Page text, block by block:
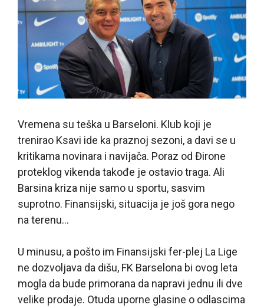
Vremena su teška u Barseloni. Klub koji je
trenirao Ksavi ide ka praznoj sezoni, a davi se u
kritikama novinara i navijača. Poraz od Đirone
proteklog vikenda takođe je ostavio traga. Ali
Barsina kriza nije samo u sportu, sasvim
suprotno. Finansijski, situacija je još gora nego
na terenu…
U minusu, a pošto im Finansijski fer-plej La Lige
ne dozvoljava da dišu, FK Barselona bi ovog leta
mogla da bude primorana da napravi jednu ili dve
velike prodaje. Otuda uporne glasine o odlascima